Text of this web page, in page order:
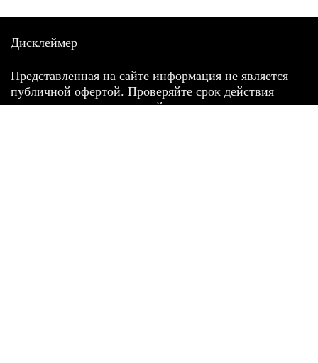
Дисклеймер
Представленная на сайте информация не является
публичной офертой. Проверяйте срок действия
промокодов, условия акций и их проведения на